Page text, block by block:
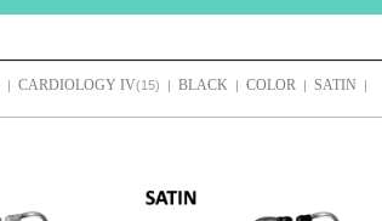
| CARDIOLOGY IV(15) | BLACK | COLOR | SATIN |